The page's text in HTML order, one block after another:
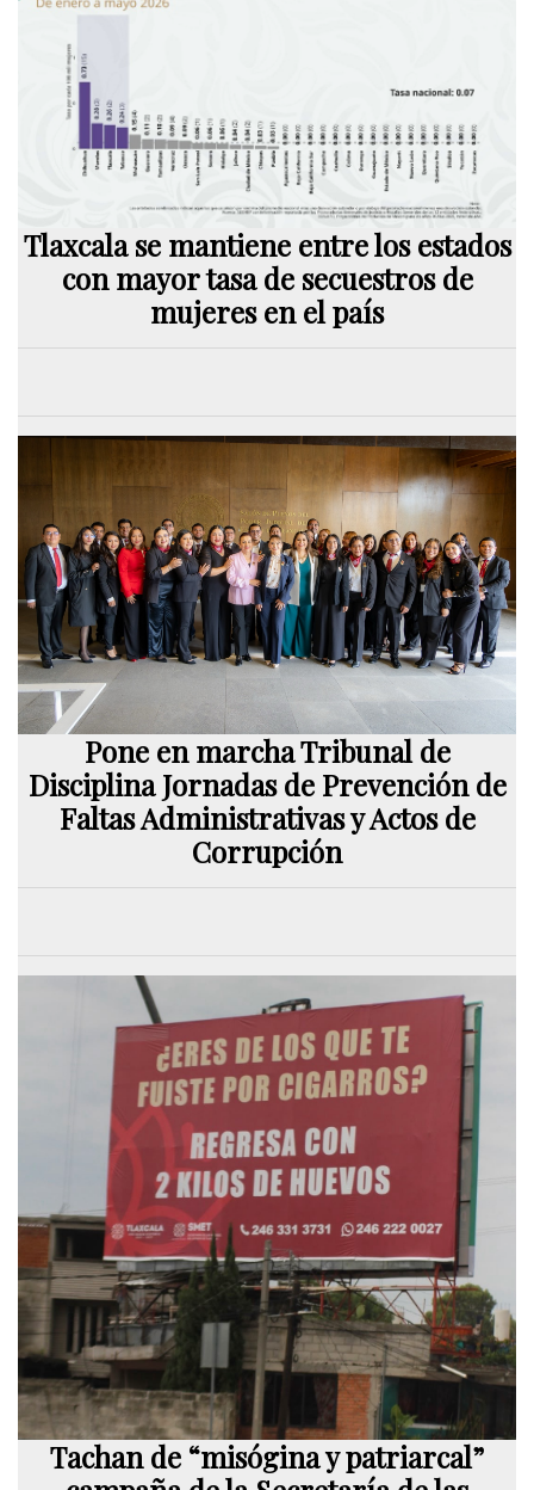
Tlaxcala se mantiene entre los estados
con mayor tasa de secuestros de
mujeres en el país
Pone en marcha Tribunal de
Disciplina Jornadas de Prevención de
Faltas Administrativas y Actos de
Corrupción
Tachan de “misógina y patriarcal”